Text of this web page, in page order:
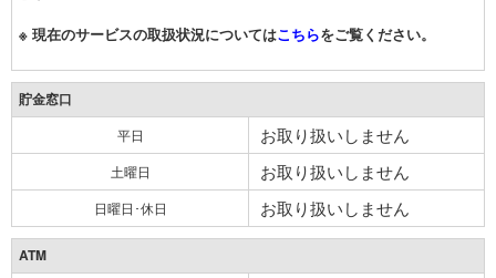
※ 現在のサービスの取扱状況についてはこちらをご覧ください。
貯金窓口
平日 お取り扱いしません
土曜日 お取り扱いしません
日曜日･休日 お取り扱いしません
ATM